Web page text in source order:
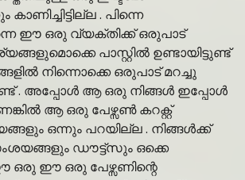
. പിന്നെ
ഈ ഒരു വ്യക്തിക്ക് ഒരുപാട്
പാസ്റ്റിൽ ഉണ്ടായിട്ടുണ്ട്
നിന്നൊക്കെ ഒരുപാട് മറച്ചു
. അപ്പോൾ ആ ഒരു നിങ്ങൾ ഇപ്പോൾ
ആ ഒരു പേഴ്സൺ കറക്റ്റ്
ഒന്നും പറയില്ല . നിങ്ങൾക്ക്
ഡൗട്ട്സും ഒക്കെ
ഈ ഒരു പേഴ്സണിന്റെ